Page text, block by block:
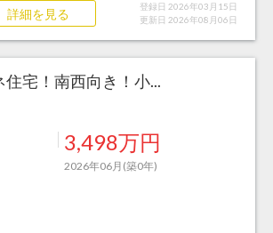
詳細を見る
登録日 2026年03月15日
更新日 2026年08月06日
宅！南西向き！小...
3,498万円
2026年06月(築0年)